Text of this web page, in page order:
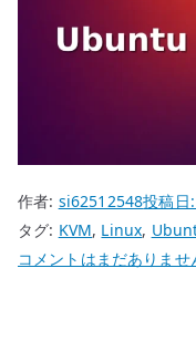
作者: si62512548投稿
タグ: KVM, Linux,
Ubuntu
コメントはまだありませ